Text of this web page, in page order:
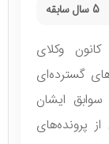
5 سال سابقه
وکلای
گسترده‌ای
ایشان
پرونده‌های